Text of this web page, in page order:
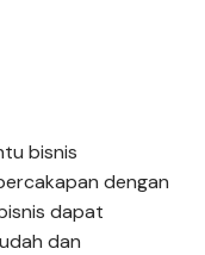
bisnis
dengan
dapat
dan